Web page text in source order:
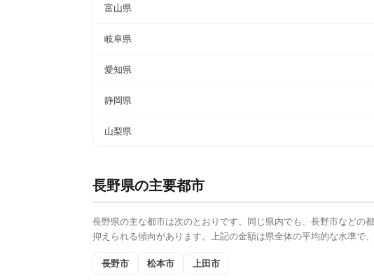
富山県
岐阜県
愛知県
静岡県
山梨県
長野県の主要都市
長野県の主な都市は次のとおりです。同じ県内でも、 長野市などの
抑えられる傾向があります。上記の金額は県全体の平均的な水準で
長野市 松本市 上田市